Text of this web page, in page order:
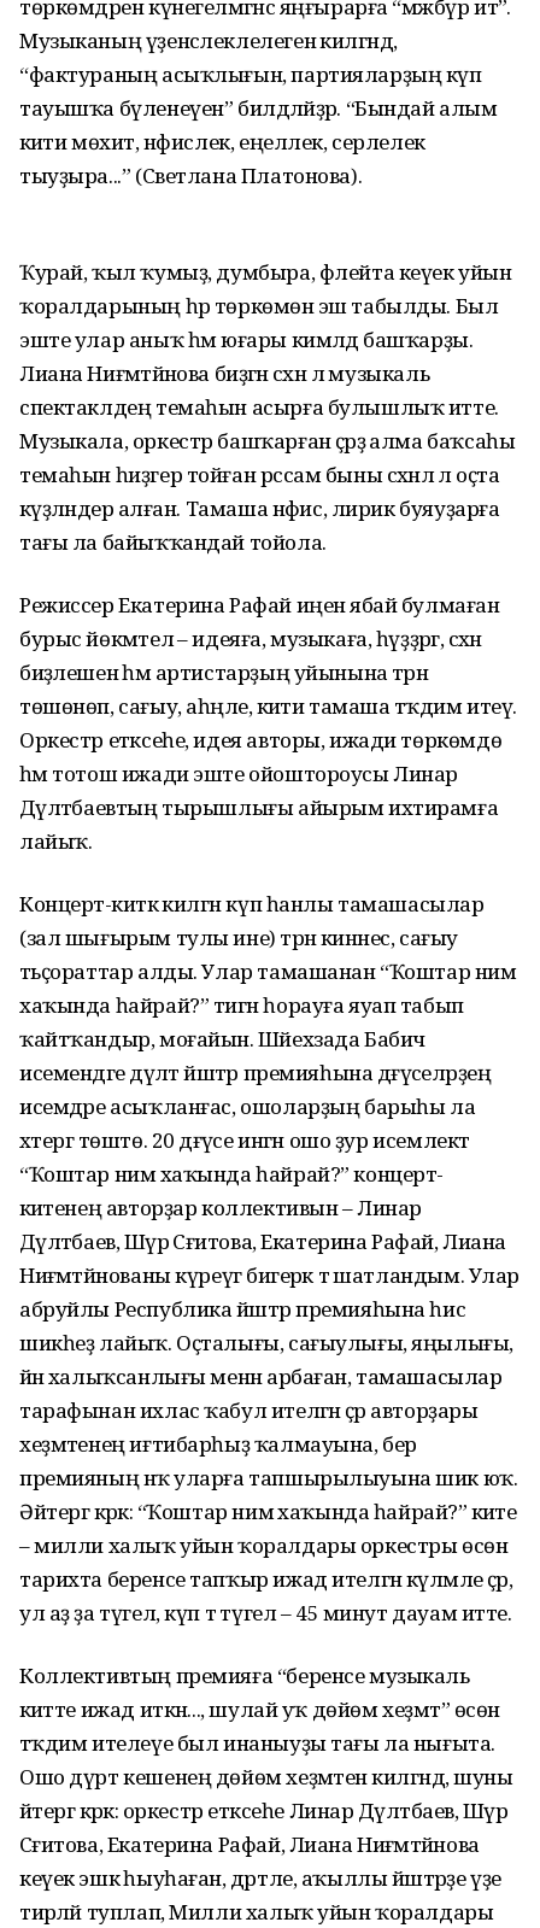
төркөм­дәрен күнегел­мәгәнсә яңғырарға “мәжбүр итә”.
Музыканың үҙенсә­леклелегенә килгәндә,
“фактураның асыҡлығын, партияларҙың күп
тауышҡа бүленеүен” билдәләйҙәр. “Бындай алым
әкиәти мөхит, нәфислек, еңеллек, серлелек
тыуҙыра...” (Светлана Платонова).
Ҡурай, ҡыл ҡумыҙ, думбыра, флейта кеүек уйын
ҡоралдарының һәр төркөмөнә эш табылды. Был
эште улар аныҡ һәм юғары кимәлдә башҡарҙы.
Лиана Ниғәмәтйәнова биҙәгән сәхнә лә музыкаль
спектаклдең темаһын асырға булышлыҡ итте.
Музыкала, оркестр башҡарған әҫәрҙә алма баҡсаһы
темаһын һиҙгер тойған рәссам быны сәхнәлә лә оҫта
кәүҙәләндерә алған. Тамаша нәфис, лирик буяуҙарға
тағы ла байыҡҡандай тойола.
Режиссер Екатерина Рафай иңенә ябай булмаған
бурыс йөкмәтелә – идеяға, музыкаға, һүҙҙәргә, сәхнә
биҙәлешенә һәм артистарҙың уйынына тәрән
төшөнөп, сағыу, аһәңле, әкиәти тамаша тәҡдим итеү.
Оркестр етәксеһе, идея авторы, ижади төркөмдө
һәм тотош ижади эште ойоштороусы Линар
Дәүләтбаев­тың тырышлығы айырым ихти­рамға
лайыҡ.
Концерт-әкиәткә килгән күп һанлы тамашасылар
(зал шығы­рым тулы ине) тәрән кинәнес, сағыу
тәьҫораттар алды. Улар тамашанан “Ҡоштар нимә
хаҡында һайрай?” тигән һорауға яуап табып
ҡайтҡандыр, моғайын. Шәйехзада Бабич
исемендәге дәүләт йәштәр премияһына дәғүәселәрҙең
исем­дәре асыҡланғас, ошоларҙың барыһы ла
хәтергә төштө. 20 дәғ­үәсе ингән ошо ҙур исемлектә
“Ҡоштар нимә хаҡында һайрай?” концерт-
әкиәтенең авторҙар коллективын – Линар
Дәүләтбаев, Шәүрә Сәғитова, Екатерина Рафай, Лиана
Ниғәмәтйәнованы күреүгә бигерәк тә шатландым. Улар
абруйлы Республика йәштәр пре­мияһына һис
шикһеҙ лайыҡ. Оҫталығы, сағыулығы, яңылығы,
йәнә халыҡсанлығы менән арбаған, тамашасылар
тарафынан ихлас ҡабул ителгән әҫәр авторҙары
хеҙмәтенең иғтибарһыҙ ҡалма­уына, бер
премияның нәҡ уларға тапшырылыуына шик юҡ.
Әйтергә кәрәк: “Ҡоштар нимә хаҡында һай­рай?” әкиәте
– милли халыҡ уйын ҡоралдары оркестры өсөн
тарихта беренсе тапҡыр ижад ителгән күләмле әҫәр,
ул аҙ ҙа түгел, күп тә түгел – 45 минут дауам итте.
Коллективтың премияға “беренсе музыкаль
әкиәтте ижад иткән..., шулай уҡ дөйөм хеҙмәт” өсөн
тәҡдим ителеүе был инаныуҙы тағы ла нығыта.
Ошо дүрт кешенең дөйөм хеҙмәтенә килгәндә, шуны
әйтергә кәрәк: оркестр етәксеһе Линар Дәүләтбаев, Шәүрә
Сәғи­това, Екатерина Рафай, Лиана Ниғәмәтйәнова
кеүек эшкә һыу­һаған, дәртле, аҡыллы йәш­тәрҙе үҙе
тирәләй туплап, Милли халыҡ уйын ҡоралдары